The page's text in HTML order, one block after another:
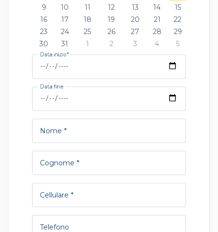
9
10 11 12 13 14
15
16
17 18 19 20 21
22
23
24 25 26 27 28
29
30
31 1 2 3 4 5
Data inizio
Data fine
Nome
Cognome
Cellulare
Telefono